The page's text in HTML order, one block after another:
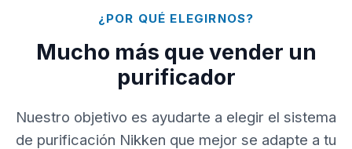
¿POR QUÉ ELEGIRNOS?
Mucho más que vender un
purificador
Nuestro objetivo es ayudarte a elegir el sistema
de purificación Nikken que mejor se adapte a tu